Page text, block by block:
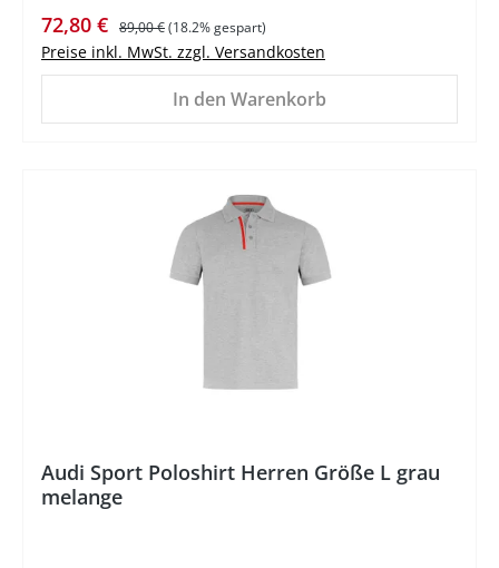
Verkaufspreis:
72,80 € Regulärer Preis:
89,00 €(18.2% gespart)
Preise inkl. MwSt. zzgl. Versandkosten
In den Warenkorb
Audi Sport Poloshirt Herren Größe L grau
melange